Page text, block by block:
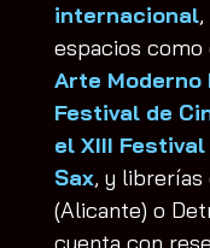
internacional,
espacios como
Arte Moderno
Festival de
el XIII
Sax, y librerías
(Alicante) o